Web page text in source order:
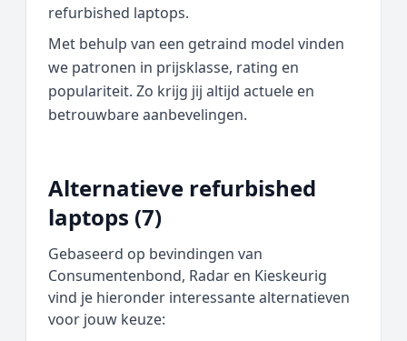
refurbished laptops.
Met behulp van een getraind model vinden
we patronen in prijsklasse, rating en
populariteit. Zo krijg jij altijd actuele en
betrouwbare aanbevelingen.
Alternatieve refurbished
laptops (7)
Gebaseerd op bevindingen van
Consumentenbond, Radar en Kieskeurig
vind je hieronder interessante alternatieven
voor jouw keuze: